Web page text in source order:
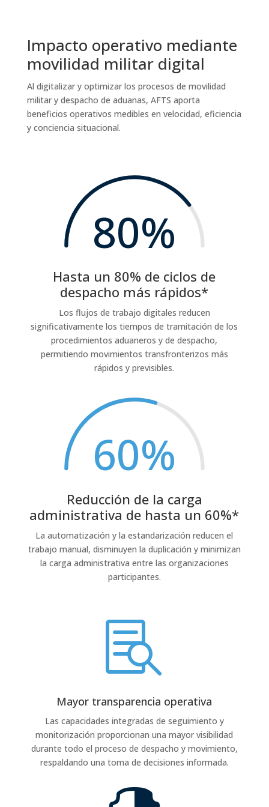
Impacto operativo mediante
movilidad militar digital
Al digitalizar y optimizar los procesos de movilidad
militar y despacho de aduanas, AFTS aporta
beneficios operativos medibles en velocidad, eficiencia
y conciencia situacional.
80%
Hasta un 80% de ciclos de
despacho más rápidos*
Los flujos de trabajo digitales reducen
significativamente los tiempos de tramitación de los
procedimientos aduaneros y de despacho,
permitiendo movimientos transfronterizos más
rápidos y previsibles.
60%
Reducción de la carga
administrativa de hasta un 60%*
La automatización y la estandarización reducen el
trabajo manual, disminuyen la duplicación y minimizan
la carga administrativa entre las organizaciones
participantes.

Mayor transparencia operativa
Las capacidades integradas de seguimiento y
monitorización proporcionan una mayor visibilidad
durante todo el proceso de despacho y movimiento,
respaldando una toma de decisiones informada.